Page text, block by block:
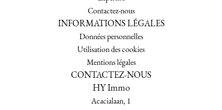
Contactez-nous
INFORMATIONS LÉGALES
Données personnelles
Utilisation des cookies
Mentions légales
CONTACTEZ-NOUS
HY Immo
Acacialaan, 1